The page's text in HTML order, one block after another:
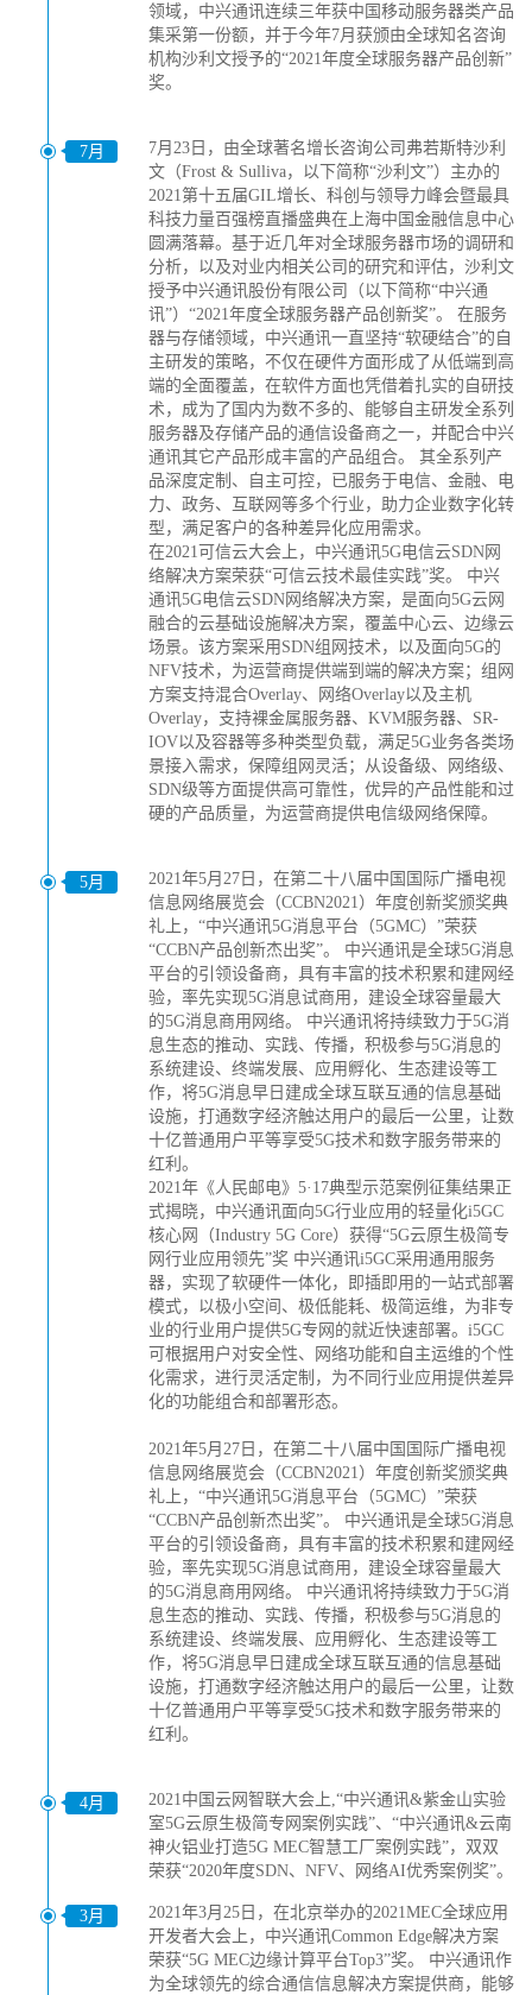
领域，中兴通讯连续三年获中国移动服务器类产品
集采第一份额，并于今年7月获颁由全球知名咨询
机构沙利文授予的“2021年度全球服务器产品创新”
奖。
7月
7月23日，由全球著名增长咨询公司弗若斯特沙利
文（Frost & Sulliva，以下简称“沙利文”）主办的
2021第十五届GIL增长、科创与领导力峰会暨最具
科技力量百强榜直播盛典在上海中国金融信息中心
圆满落幕。基于近几年对全球服务器市场的调研和
分析，以及对业内相关公司的研究和评估，沙利文
授予中兴通讯股份有限公司（以下简称“中兴通
讯”）“2021年度全球服务器产品创新奖”。 在服务
器与存储领域，中兴通讯一直坚持“软硬结合”的自
主研发的策略，不仅在硬件方面形成了从低端到高
端的全面覆盖，在软件方面也凭借着扎实的自研技
术，成为了国内为数不多的、能够自主研发全系列
服务器及存储产品的通信设备商之一，并配合中兴
通讯其它产品形成丰富的产品组合。 其全系列产
品深度定制、自主可控，已服务于电信、金融、电
力、政务、互联网等多个行业，助力企业数字化转
型，满足客户的各种差异化应用需求。
在2021可信云大会上，中兴通讯5G电信云SDN网
络解决方案荣获“可信云技术最佳实践”奖。 中兴
通讯5G电信云SDN网络解决方案，是面向5G云网
融合的云基础设施解决方案，覆盖中心云、边缘云
场景。该方案采用SDN组网技术，以及面向5G的
NFV技术，为运营商提供端到端的解决方案；组网
方案支持混合Overlay、网络Overlay以及主机
Overlay，支持裸金属服务器、KVM服务器、SR-
IOV以及容器等多种类型负载，满足5G业务各类场
景接入需求，保障组网灵活；从设备级、网络级、
SDN级等方面提供高可靠性，优异的产品性能和过
硬的产品质量，为运营商提供电信级网络保障。
5月
2021年5月27日，在第二十八届中国国际广播电视
信息网络展览会（CCBN2021）年度创新奖颁奖典
礼上，“中兴通讯5G消息平台（5GMC）”荣获
“CCBN产品创新杰出奖”。 中兴通讯是全球5G消息
平台的引领设备商，具有丰富的技术积累和建网经
验，率先实现5G消息试商用，建设全球容量最大
的5G消息商用网络。 中兴通讯将持续致力于5G消
息生态的推动、实践、传播，积极参与5G消息的
系统建设、终端发展、应用孵化、生态建设等工
作，将5G消息早日建成全球互联互通的信息基础
设施，打通数字经济触达用户的最后一公里，让数
十亿普通用户平等享受5G技术和数字服务带来的
红利。
2021年《人民邮电》5·17典型示范案例征集结果正
式揭晓，中兴通讯面向5G行业应用的轻量化i5GC
核心网（Industry 5G Core）获得“5G云原生极简专
网行业应用领先”奖 中兴通讯i5GC采用通用服务
器，实现了软硬件一体化，即插即用的一站式部署
模式，以极小空间、极低能耗、极简运维，为非专
业的行业用户提供5G专网的就近快速部署。i5GC
可根据用户对安全性、网络功能和自主运维的个性
化需求，进行灵活定制，为不同行业应用提供差异
化的功能组合和部署形态。
2021年5月27日，在第二十八届中国国际广播电视
信息网络展览会（CCBN2021）年度创新奖颁奖典
礼上，“中兴通讯5G消息平台（5GMC）”荣获
“CCBN产品创新杰出奖”。 中兴通讯是全球5G消息
平台的引领设备商，具有丰富的技术积累和建网经
验，率先实现5G消息试商用，建设全球容量最大
的5G消息商用网络。 中兴通讯将持续致力于5G消
息生态的推动、实践、传播，积极参与5G消息的
系统建设、终端发展、应用孵化、生态建设等工
作，将5G消息早日建成全球互联互通的信息基础
设施，打通数字经济触达用户的最后一公里，让数
十亿普通用户平等享受5G技术和数字服务带来的
红利。
4月
2021中国云网智联大会上,“中兴通讯&紫金山实验
室5G云原生极简专网案例实践”、“中兴通讯&云南
神火铝业打造5G MEC智慧工厂案例实践”，双双
荣获“2020年度SDN、NFV、网络AI优秀案例奖”。
3月
2021年3月25日，在北京举办的2021MEC全球应用
开发者大会上，中兴通讯Common Edge解决方案
荣获“5G MEC边缘计算平台Top3”奖。 中兴通讯作
为全球领先的综合通信信息解决方案提供商，能够